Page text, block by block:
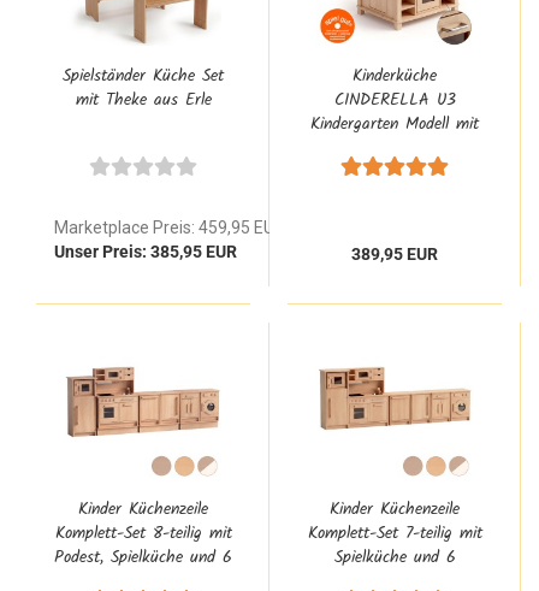
Spielständer Küche Set
mit Theke aus Erle
Marketplace Preis: 459,95 EUR
Unser Preis: 385,95 EUR
Kinderküche
CINDERELLA U3
Kindergarten Modell mit
vielen Funktionen aus
389,95 EUR
Kinder Küchenzeile
Komplett-Set 8-teilig mit
Podest, Spielküche und 6
Kinder Küchenzeile
Komplett-Set 7-teilig mit
Spielküche und 6